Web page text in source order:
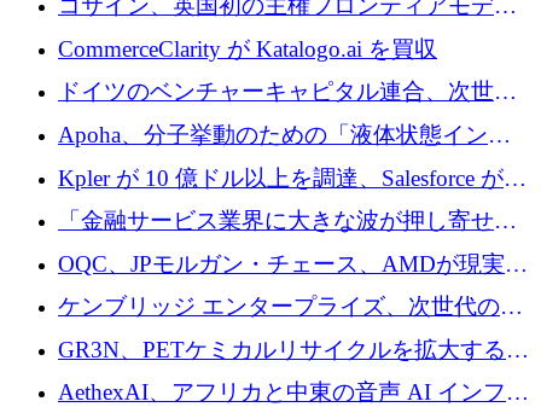
コサイン、英国初の主権フロンティアモデル
で業界の支援を確保
CommerceClarity が Katalogo.ai を買収
ドイツのベンチャーキャピタル連合、次世代
スタートアップの成長に向けて機関投資家へ
の資本シフトを呼びかけ
Apoha、分子挙動のための「液体状態インテ
リジェンス」を構築するために3,600万ドルを
かけてステルス状態から出現
Kpler が 10 億ドル以上を調達、Salesforce が
Contentful を買収、Built in Europe キャンペー
ンを開始
「金融サービス業界に大きな波が押し寄せて
いる」と「欧州初のAIネイティブ銀行」のボ
スが語る
OQC、JPモルガン・チェース、AMDが現実世
界のフィンテック・アプリケーションを探索
するためにQuantum-AIデータセンターを立ち
上げ
ケンブリッジ エンタープライズ、次世代のデ
ィープテック創設者向けにロンドンの出発点
を構築
GR3N、PETケミカルリサイクルを拡大するた
めにシリーズBで1,550万ユーロを調達
AethexAI、アフリカと中東の音声 AI インフラ